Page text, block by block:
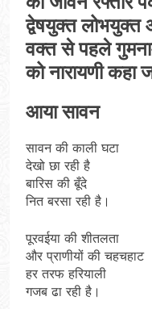
द्वेषयुक्त
वक्त से पहले
को नारायणी कहा
आया सावन
सावन की काली घटा
देखो छा रही है
बारिस की बूँदे
नित बरसा रही है।
पूरवईया की शीतलता
और प्राणीयों की चहचहाट
हर तरफ हरियाली
गजब ढा रही है।